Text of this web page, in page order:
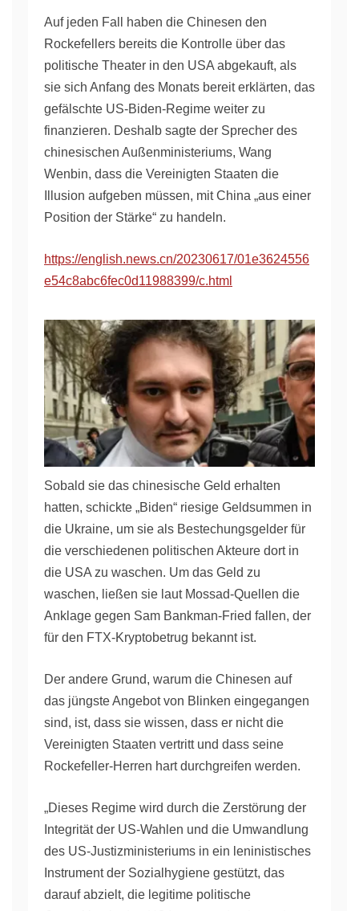
Auf jeden Fall haben die Chinesen den
Rockefellers bereits die Kontrolle über das
politische Theater in den USA abgekauft, als
sie sich Anfang des Monats bereit erklärten, das
gefälschte US-Biden-Regime weiter zu
finanzieren. Deshalb sagte der Sprecher des
chinesischen Außenministeriums, Wang
Wenbin, dass die Vereinigten Staaten die
Illusion aufgeben müssen, mit China „aus einer
Position der Stärke“ zu handeln.
https://english.news.cn/20230617/01e3624556
e54c8abc6fec0d11988399/c.html
Sobald sie das chinesische Geld erhalten
hatten, schickte „Biden“ riesige Geldsummen in
die Ukraine, um sie als Bestechungsgelder für
die verschiedenen politischen Akteure dort in
die USA zu waschen. Um das Geld zu
waschen, ließen sie laut Mossad-Quellen die
Anklage gegen Sam Bankman-Fried fallen, der
für den FTX-Kryptobetrug bekannt ist.
Der andere Grund, warum die Chinesen auf
das jüngste Angebot von Blinken eingegangen
sind, ist, dass sie wissen, dass er nicht die
Vereinigten Staaten vertritt und dass seine
Rockefeller-Herren hart durchgreifen werden.
„Dieses Regime wird durch die Zerstörung der
Integrität der US-Wahlen und die Umwandlung
des US-Justizministeriums in ein leninistisches
Instrument der Sozialhygiene gestützt, das
darauf abzielt, die legitime politische